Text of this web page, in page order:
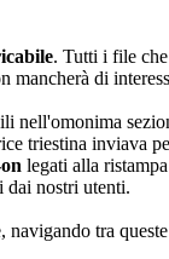
. Tutti i file
di
nell'omonima
triestina inviava
legati alla
dai nostri utenti.
navigando tra